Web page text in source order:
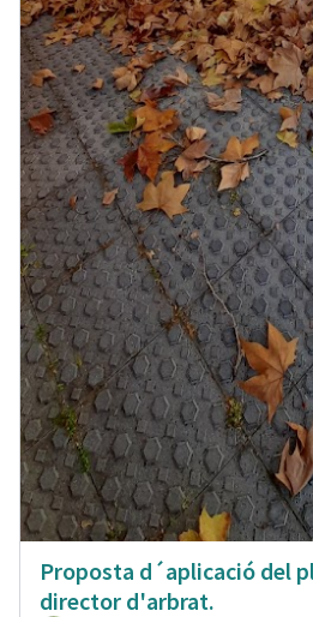
Proposta d´aplicació del
director d'arbrat.